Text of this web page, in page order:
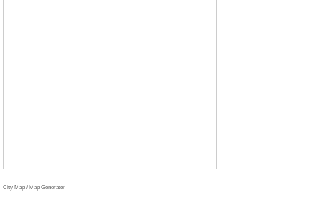
City Map / Map Generator